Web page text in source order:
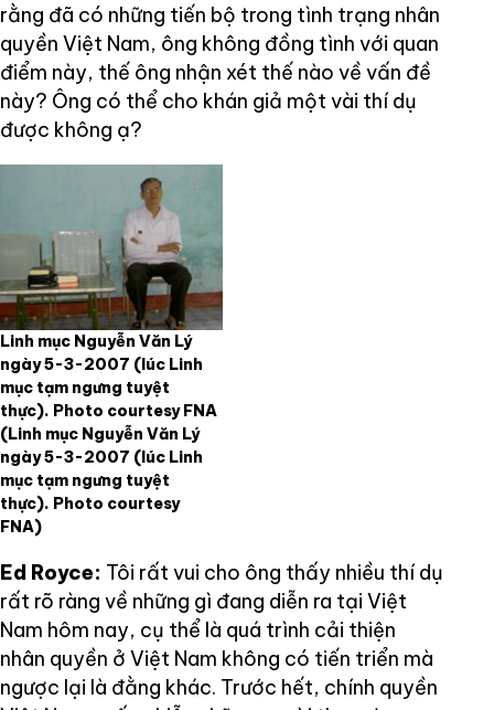
rằng đã có những tiến bộ trong tình trạng nhân
quyền Việt Nam, ông không đồng tình với quan
điểm này, thế ông nhận xét thế nào về vấn đề
này? Ông có thể cho khán giả một vài thí dụ
được không ạ?
Linh mục Nguyễn Văn Lý
ngày 5-3-2007 (lúc Linh
mục tạm ngưng tuyệt
thực). Photo courtesy FNA
(Linh mục Nguyễn Văn Lý
ngày 5-3-2007 (lúc Linh
mục tạm ngưng tuyệt
thực). Photo courtesy
FNA)
Ed Royce: Tôi rất vui cho ông thấy nhiều thí dụ
rất rõ ràng về những gì đang diễn ra tại Việt
Nam hôm nay, cụ thể là quá trình cải thiện
nhân quyền ở Việt Nam không có tiến triển mà
ngược lại là đằng khác. Trước hết, chính quyền